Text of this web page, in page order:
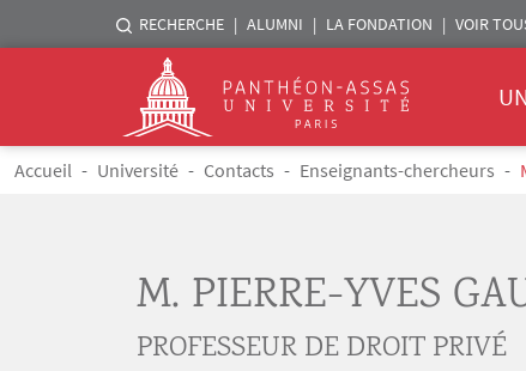
Aller au contenu principal
Menu liste sites Assas
RECHERCHE ALUMNI LA FONDATION VOIR
Logo
Fil d'Ariane
Accueil Université Contacts Enseignants-chercheurs
M. PIERRE-YVES
PROFESSEUR DE DROIT PRIVÉ